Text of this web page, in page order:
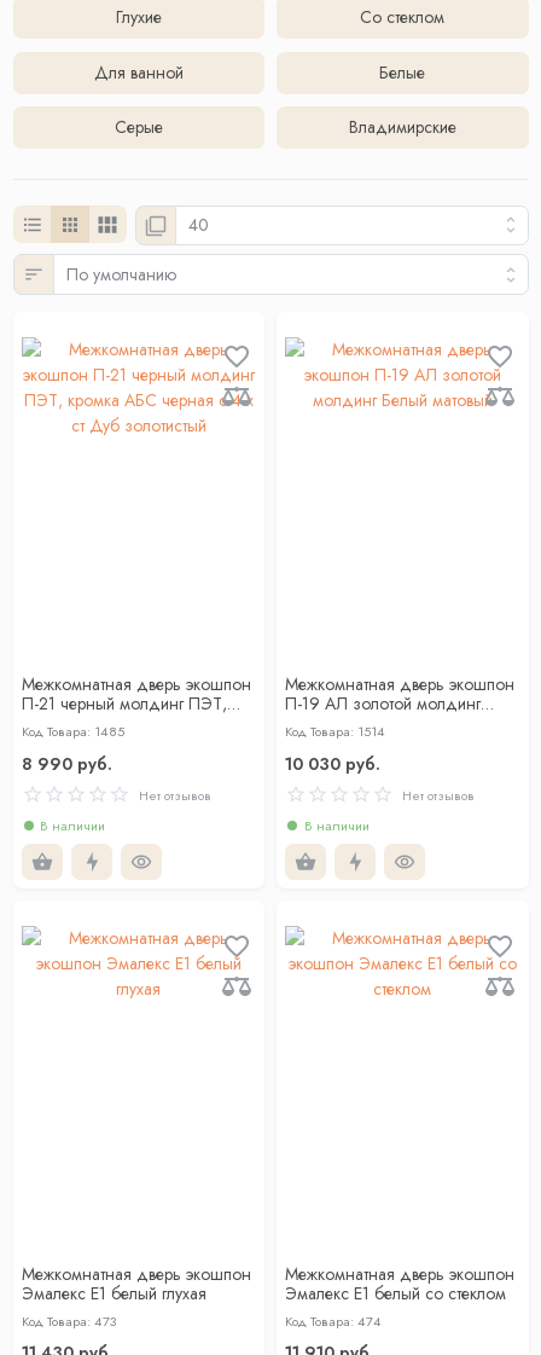
Глухие Со стеклом
Для ванной Белые
Серые Владимирские
Межкомнатная дверь экошпон
П-21 черный молдинг ПЭТ,
кромка АБС черная c 4-х ст
Дуб золотистый
Код Товара: 1485
8 990 руб.
Нет отзывов
В наличии
Межкомнатная дверь экошпон
П-19 AЛ золотой молдинг
Белый матовый
Код Товара: 1514
10 030 руб.
Нет отзывов
В наличии
Межкомнатная дверь экошпон
Эмалекс Е1 белый глухая
Код Товара: 473
Межкомнатная дверь экошпон
Эмалекс Е1 белый со стеклом
Код Товара: 474